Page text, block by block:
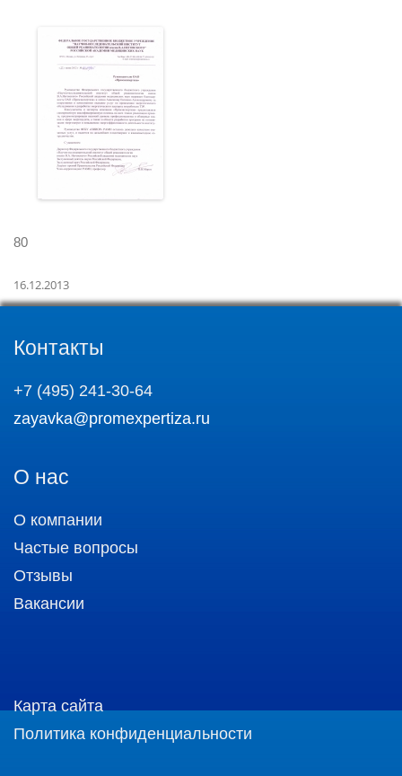
80
16.12.2013
Контакты
+7 (495) 241-30-64
zayavka@promexpertiza.ru
О нас
О компании
Частые вопросы
Отзывы
Вакансии
Карта сайта
Политика конфиденциальности